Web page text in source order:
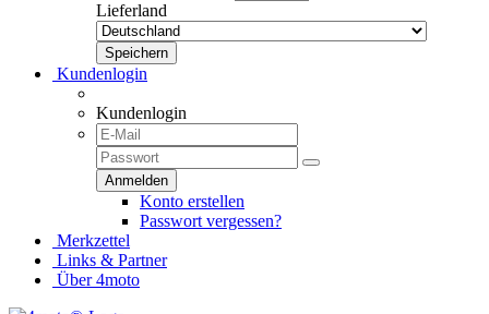
Lieferland
Kundenlogin
Kundenlogin
Konto erstellen
Passwort vergessen?
Merkzettel
Links & Partner
Über 4moto